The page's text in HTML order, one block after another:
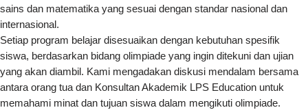
sains dan matematika yang sesuai dengan standar nasional dan
internasional.
Setiap program belajar disesuaikan dengan kebutuhan spesifik
siswa, berdasarkan bidang olimpiade yang ingin ditekuni dan ujian
yang akan diambil. Kami mengadakan diskusi mendalam bersama
antara orang tua dan Konsultan Akademik LPS Education untuk
memahami minat dan tujuan siswa dalam mengikuti olimpiade.